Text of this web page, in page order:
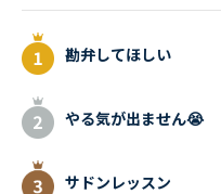
勘弁してほしい
やる気が出ません😭
サドンレッスン